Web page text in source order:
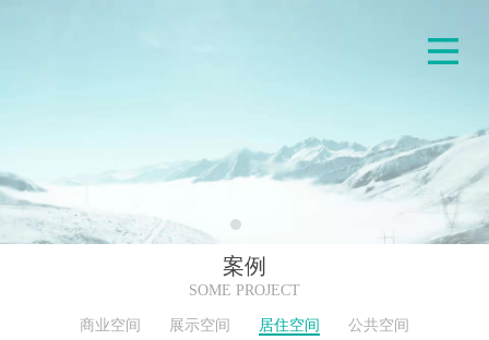
案例
SOME PROJECT
商业空间 展示空间 居住空间 公共空间